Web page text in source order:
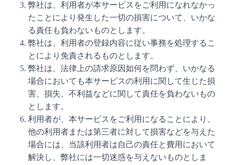
弊社は、利用者が本サービスをご利用になれなかっ
たことにより発生した一切の損害について、いかな
る責任も負わないものとします。
弊社は、利用者の登録内容に従い事務を処理するこ
とにより免責されるものとします。
弊社は、法律上の請求原因如何を問わず、いかなる
場合においても本サービスの利用に関して生じた損
害、損失、不利益などに関して責任を負わないもの
とします。
利用者が、本サービスをご利用になることにより、
他の利用者または第三者に対して損害などを与えた
場合には、当該利用者は自己の責任と費用において
解決し、弊社には一切迷惑を与えないものとしま